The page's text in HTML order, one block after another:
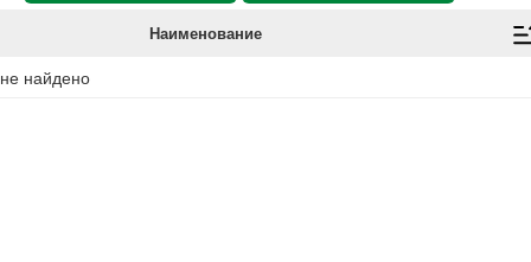
Наименование
найдено